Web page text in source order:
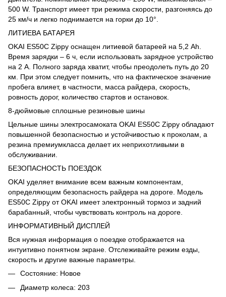
500 W. Транспорт имеет три режима скорости, разгоняясь до
25 км/ч и легко поднимается на горки до 10°.
ЛИТИЕВА БАТАРЕЯ
OKAI ES50C Zippy оснащен литиевой батареей на 5,2 Ah.
Время зарядки – 6 ч, если использовать зарядное устройство
на 2 A. Полного заряда хватит, чтобы преодолеть путь до 20
км. При этом следует помнить, что на фактическое значение
пробега влияет, в частности, масса райдера, скорость,
ровность дорог, количество стартов и остановок.
8-дюймовые сплошные резиновые шины
Цельные шины электросамоката OKAI ES50C Zippy обладают
повышенной безопасностью и устойчивостью к проколам, а
резина премиумкласса делает их неприхотливыми в
обслуживании.
БЕЗОПАСНОСТЬ ПОЕЗДОК
OKAI уделяет внимание всем важным компонентам,
определяющим безопасность райдера на дороге. Модель
ES50C Zippy от OKAI имеет электронный тормоз и задний
барабанный, чтобы чувствовать контроль на дороге.
ИНФОРМАТИВНЫЙ ДИСПЛЕЙ
Вся нужная информация о поездке отображается на
интуитивно понятном экране. Отслеживайте режим езды,
скорость и другие важные параметры.
Состояние: Новое
Диаметр колеса: 203